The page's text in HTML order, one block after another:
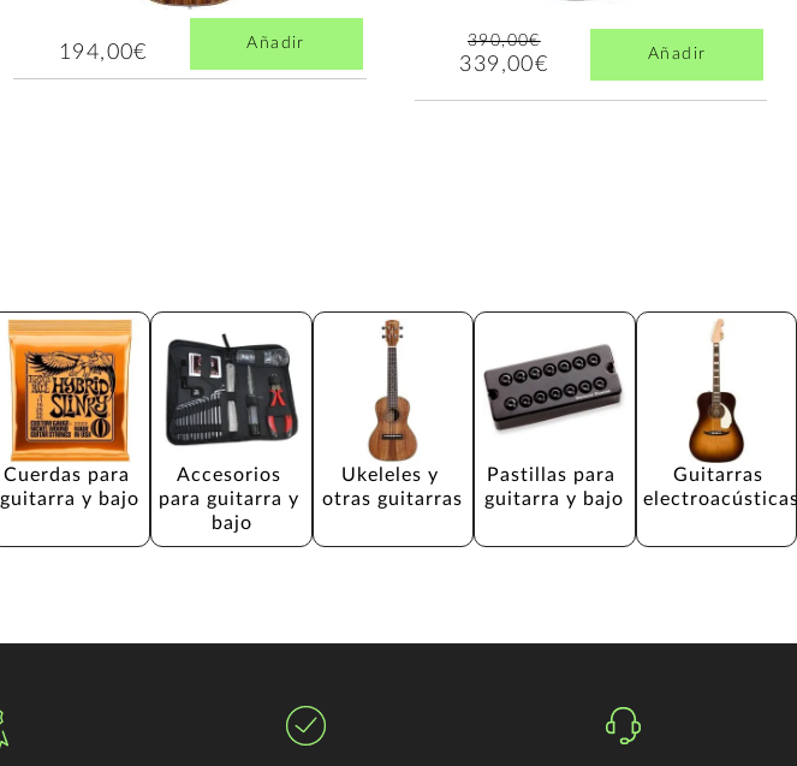
194,00€ Añadir 390,00€
339,00€ Añadir
Cuerdas para
guitarra y bajo
Accesorios
para guitarra y
bajo
Ukeleles y
otras guitarras
Pastillas para
guitarra y bajo
Guitarras